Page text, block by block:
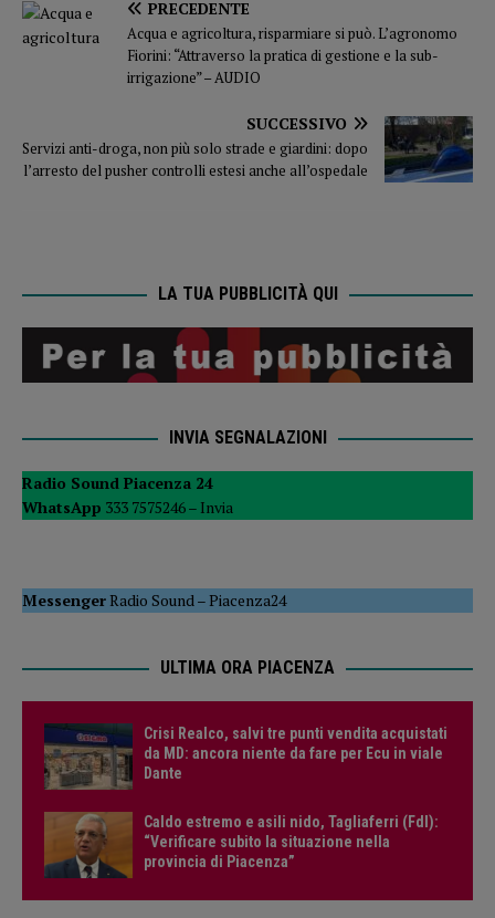
PRECEDENTE
Acqua e agricoltura, risparmiare si può. L’agronomo
Fiorini: “Attraverso la pratica di gestione e la sub-
irrigazione” – AUDIO
SUCCESSIVO
Servizi anti-droga, non più solo strade e giardini: dopo
l’arresto del pusher controlli estesi anche all’ospedale
LA TUA PUBBLICITÀ QUI
INVIA SEGNALAZIONI
Radio Sound Piacenza 24
WhatsApp 333 7575246 – Invia
MessengerRadio Sound–Piacenza24
ULTIMA ORA PIACENZA
Crisi Realco, salvi tre punti vendita acquistati
da MD: ancora niente da fare per Ecu in viale
Dante
Caldo estremo e asili nido, Tagliaferri (FdI):
“Verificare subito la situazione nella
provincia di Piacenza”